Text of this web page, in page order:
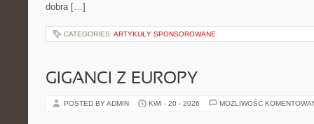
dobra […]
CATEGORIES: ARTYKUŁY SPONSOROWANE
GIGANCI Z EUROPY
POSTED BY ADMIN KWI - 20 - 2026 MOŻLIWOŚĆ